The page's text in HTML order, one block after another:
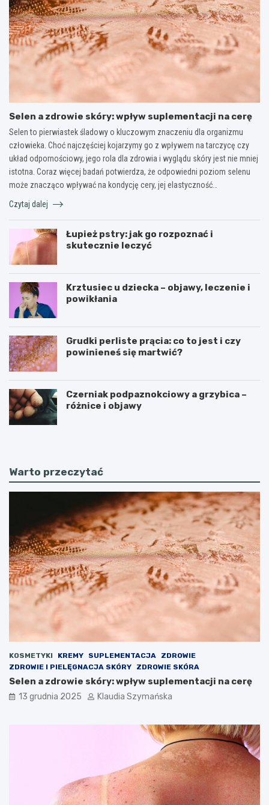
Selen a zdrowie skóry: wpływ suplementacji na cerę
Selen to pierwiastek śladowy o kluczowym znaczeniu dla organizmu
człowieka. Choć najczęściej kojarzymy go z wpływem na tarczycę czy
układ odpornościowy, jego rola dla zdrowia i wyglądu skóry jest nie mniej
istotna. Coraz więcej badań potwierdza, że odpowiedni poziom selenu
może znacząco wpływać na kondycję cery, jej elastyczność…
Czytaj dalej
Łupież pstry: jak go rozpoznać i
skutecznie leczyć
Krztusiec u dziecka – objawy, leczenie i
powikłania
Grudki perliste prącia: co to jest i czy
powinieneś się martwić?
Czerniak podpaznokciowy a grzybica –
różnice i objawy
Warto przeczytać
KOSMETYKI KREMY SUPLEMENTACJA
ZDROWIE
ZDROWIE I PIELĘGNACJA SKÓRY
ZDROWIE SKÓRA
Selen a zdrowie skóry: wpływ suplementacji na cerę
13 grudnia 2025 Klaudia Szymańska